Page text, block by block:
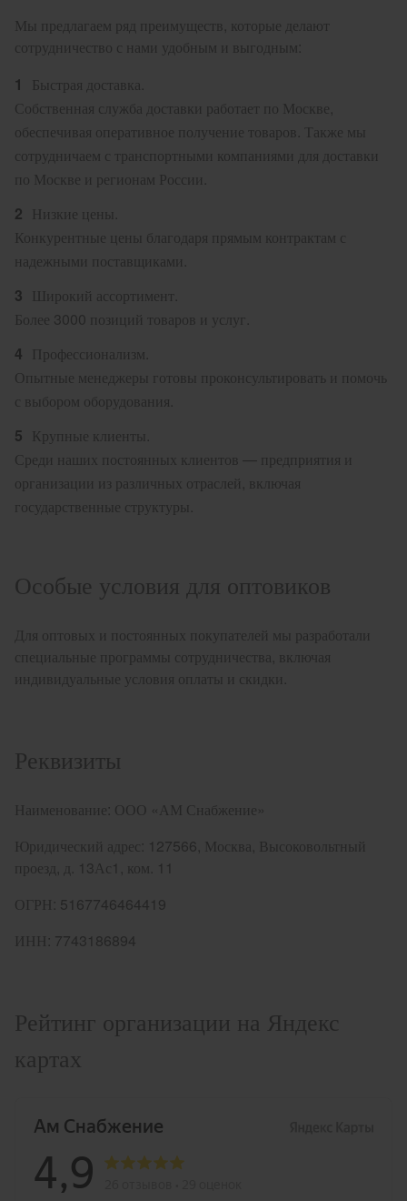
Мы предлагаем ряд преимуществ, которые делают
сотрудничество с нами удобным и выгодным:
Быстрая доставка.
Собственная служба доставки работает по Москве,
обеспечивая оперативное получение товаров. Также мы
сотрудничаем с транспортными компаниями для доставки
по Москве и регионам России.
Низкие цены.
Конкурентные цены благодаря прямым контрактам с
надежными поставщиками.
Широкий ассортимент.
Более 3000 позиций товаров и услуг.
Профессионализм.
Опытные менеджеры готовы проконсультировать и помочь
с выбором оборудования.
Крупные клиенты.
Среди наших постоянных клиентов — предприятия и
организации из различных отраслей, включая
государственные структуры.
Особые условия для оптовиков
Для оптовых и постоянных покупателей мы разработали
специальные программы сотрудничества, включая
индивидуальные условия оплаты и скидки.
Реквизиты
Наименование: ООО «АМ Снабжение»
Юридический адрес: 127566, Москва, Высоковольтный
проезд, д. 13Ас1, ком. 11
ОГРН: 5167746464419
ИНН: 7743186894
Рейтинг организации на Яндекс
картах